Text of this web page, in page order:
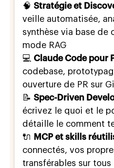
🧠 Stratégie et
veille automatisée,
synthèse via base de
mode RAG
💻 Claude Code pour
codebase,
ouverture de PR sur
📝 Spec-Driven
écrivez le quoi et le
détaille le comment
🔌
MCP et skills
connectés, vos
transférables sur